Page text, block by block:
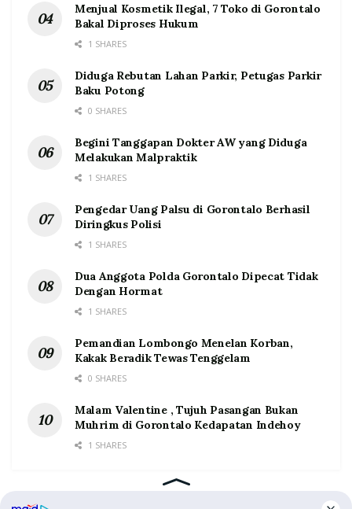
Menjual Kosmetik Ilegal, 7 Toko di Gorontalo
Bakal Diproses Hukum
1 SHARES
Diduga Rebutan Lahan Parkir, Petugas Parkir
Baku Potong
0 SHARES
Begini Tanggapan Dokter AW yang Diduga
Melakukan Malpraktik
1 SHARES
Pengedar Uang Palsu di Gorontalo Berhasil
Diringkus Polisi
1 SHARES
Dua Anggota Polda Gorontalo Dipecat Tidak
Dengan Hormat
1 SHARES
Pemandian Lombongo Menelan Korban,
Kakak Beradik Tewas Tenggelam
0 SHARES
Malam Valentine , Tujuh Pasangan Bukan
Muhrim di Gorontalo Kedapatan Indehoy
1 SHARES